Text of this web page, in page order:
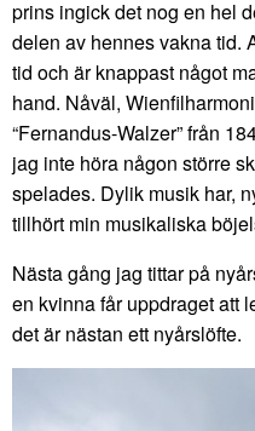
prins ingick det nog en hel
delen av hennes vakna tid.
tid och är knappast något
hand. Nåväl,
“Fernandus-Walzer” från
jag inte höra någon större
spelades. Dylik musik har,
tillhört min musikaliska
Nästa gång jag tittar på
en kvinna får uppdraget att
det är nästan ett nyårslöfte.